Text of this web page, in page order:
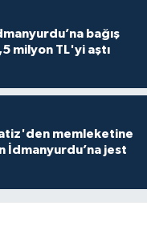
bağış
milyon TL'yi aştı
memleketine
İdmanyurdu’na jest